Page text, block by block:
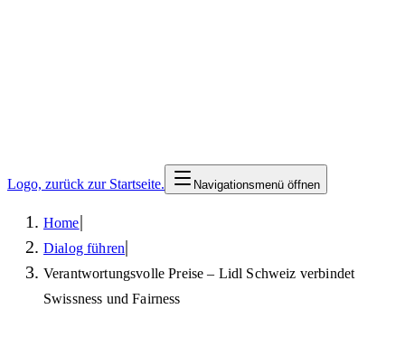
Logo, zurück zur Startseite. Navigationsmenü öffnen
Home|
Dialog führen|
Verantwortungsvolle Preise – Lidl Schweiz verbindet
Swissness und Fairness